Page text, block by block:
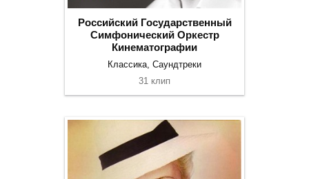
Российский Государственный
Симфонический Оркестр
Кинематографии
Классика, Саундтреки
31 клип